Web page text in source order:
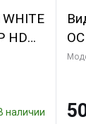
HDMI
наличии